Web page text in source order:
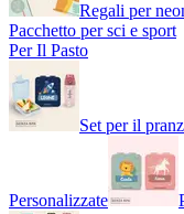
Regali per
Pacchetto per sci e sport
Per Il Pasto
Set per il
Personalizzate